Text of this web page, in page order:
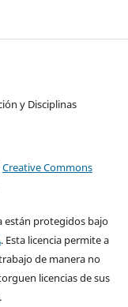
y Disciplinas
Creative Commons
están protegidos bajo
. Esta licencia permite a
de manera no
licencias de sus